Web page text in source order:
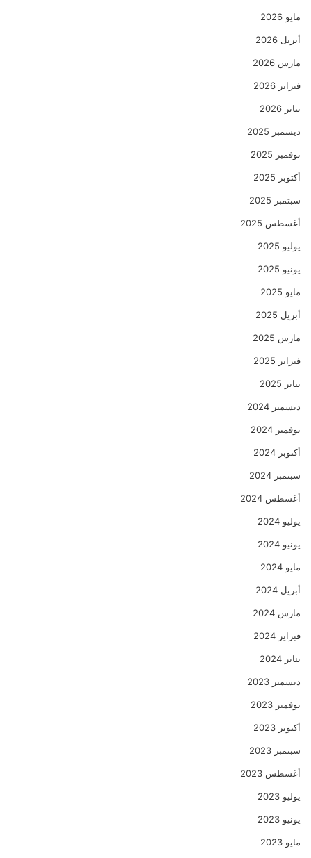
مايو 2026
أبريل 2026
مارس 2026
فبراير 2026
يناير 2026
ديسمبر 2025
نوفمبر 2025
أكتوبر 2025
سبتمبر 2025
أغسطس 2025
يوليو 2025
يونيو 2025
مايو 2025
أبريل 2025
مارس 2025
فبراير 2025
يناير 2025
ديسمبر 2024
نوفمبر 2024
أكتوبر 2024
سبتمبر 2024
أغسطس 2024
يوليو 2024
يونيو 2024
مايو 2024
أبريل 2024
مارس 2024
فبراير 2024
يناير 2024
ديسمبر 2023
نوفمبر 2023
أكتوبر 2023
سبتمبر 2023
أغسطس 2023
يوليو 2023
يونيو 2023
مايو 2023